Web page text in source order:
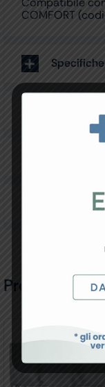
COMFORT
Recensioni
Prodotti